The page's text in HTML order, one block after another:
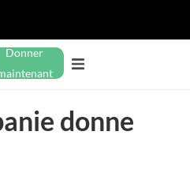
Donner
donne